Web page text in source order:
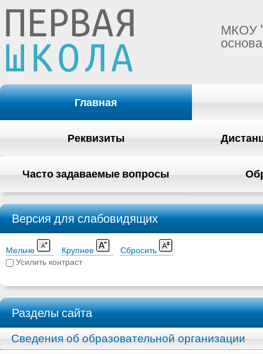
МКОУ
Главная
Реквизиты
Часто задаваемые вопросы
Версия для слабовидящих
Мельче Крупнее
Сбросить
Усилить контраст
Разделы сайта
Сведения об образовательной организации